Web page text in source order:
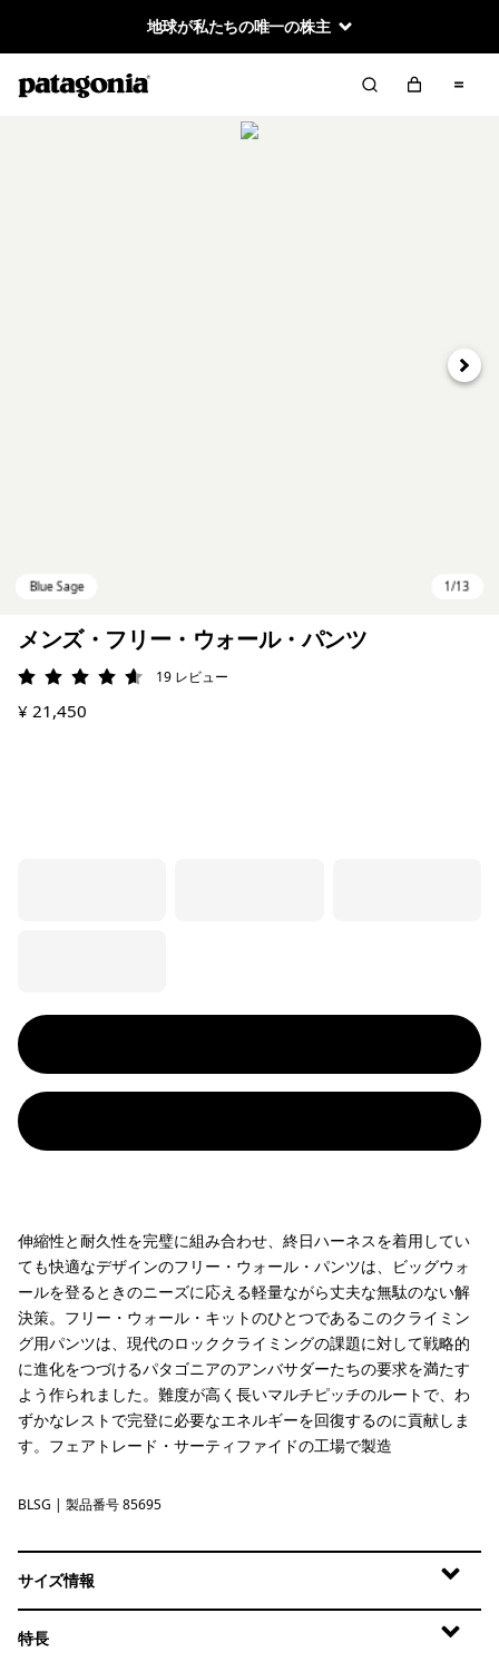
地球が私たちの唯一の株主
次へ
メンズ・フリー・ウォール・パンツ
評価: 4.6 / 5
19 レビュー
¥ 21,450
伸縮性と耐久性を完璧に組み合わせ、終日ハーネスを着用してい
ても快適なデザインのフリー・ウォール・パンツは、ビッグウォ
ールを登るときのニーズに応える軽量ながら丈夫な無駄のない解
決策。フリー・ウォール・キットのひとつであるこのクライミン
グ用パンツは、現代のロッククライミングの課題に対して戦略的
に進化をつづけるパタゴニアのアンバサダーたちの要求を満たす
よう作られました。難度が高く長いマルチピッチのルートで、わ
ずかなレストで完登に必要なエネルギーを回復するのに貢献しま
す。フェアトレード・サーティファイドの工場で製造
Blue Sage
BLSG | 製品番号 85695
サイズ情報
特長